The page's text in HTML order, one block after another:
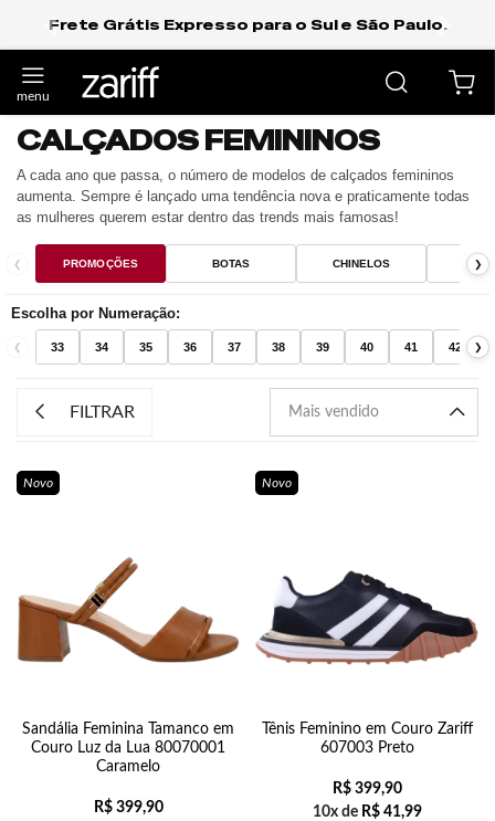
Frete Grátis Expresso para o Sul e São Paulo.
CALÇADOS FEMININOS
A cada ano que passa, o número de modelos de calçados femininos
aumenta. Sempre é lançado uma tendência nova e praticamente todas
as mulheres querem estar dentro das trends mais famosas!
❮ PROMOÇÕES BOTAS CHINELOS ❯
Escolha por Numeração:
❮ 33 34 35 36 37 38 39 40 41 42 ❯
FILTRAR
Novo
Sandália Feminina Tamanco em
Couro Luz da Lua 80070001
Caramelo
R$399,90
Novo
Tênis Feminino em Couro Zariff
607003 Preto
R$399,90
10x de R$41,99